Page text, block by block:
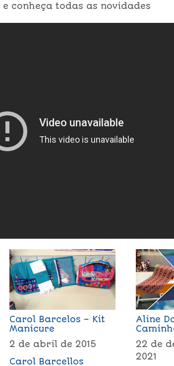
e conheça todas as novidades
Carol Barcelos – Kit
Manicure
2 de abril de 2015
Carol Barcellos
Aline
22 de
2021